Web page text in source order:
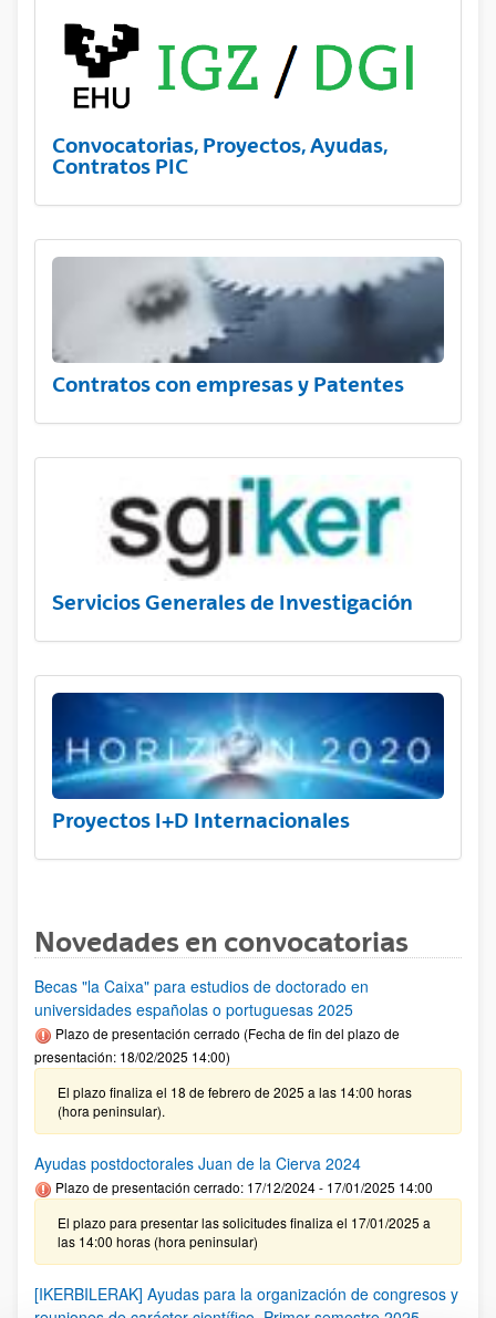
Convocatorias, Proyectos, Ayudas,
Contratos PIC
Contratos con empresas y Patentes
Servicios Generales de Investigación
Proyectos I+D Internacionales
Novedades en convocatorias
Becas "la Caixa" para estudios de doctorado en
universidades españolas o portuguesas 2025
Plazo de presentación cerrado (Fecha de fin del plazo de
presentación: 18/02/2025 14:00)
El plazo finaliza el 18 de febrero de 2025 a las 14:00 horas
(hora peninsular).
Ayudas postdoctorales Juan de la Cierva 2024
Plazo de presentación cerrado: 17/12/2024 - 17/01/2025 14:00
El plazo para presentar las solicitudes finaliza el 17/01/2025 a
las 14:00 horas (hora peninsular)
[IKERBILERAK] Ayudas para la organización de congresos y